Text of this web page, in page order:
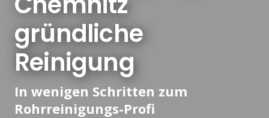
gründliche
Reinigung
In wenigen Schritten zum
Rohrreinigungs-Profi